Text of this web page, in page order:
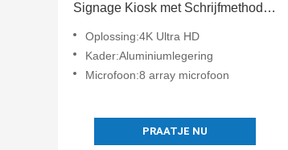
Signage Kiosk met Schrijfmethode
Oplossing:4K Ultra HD
Kader:Aluminiumlegering
Microfoon:8 array microfoon
PRAATJE NU